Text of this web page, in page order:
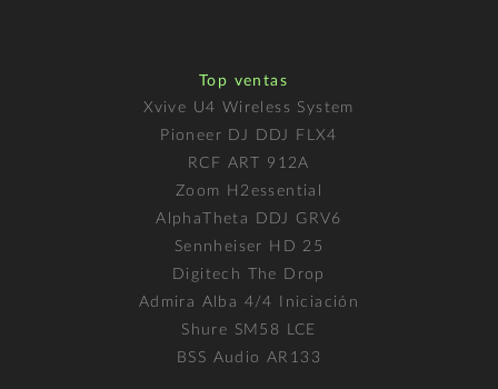
Top ventas
Xvive U4 Wireless System
Pioneer DJ DDJ FLX4
RCF ART 912A
Zoom H2essential
AlphaTheta DDJ GRV6
Sennheiser HD 25
Digitech The Drop
Admira Alba 4/4 Iniciación
Shure SM58 LCE
BSS Audio AR133